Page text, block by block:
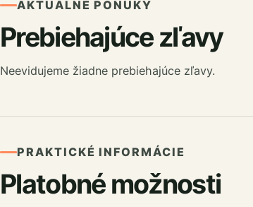
AKTUÁLNE PONUKY
Prebiehajúce zľavy
Neevidujeme žiadne prebiehajúce zľavy.
PRAKTICKÉ INFORMÁCIE
Platobné možnosti